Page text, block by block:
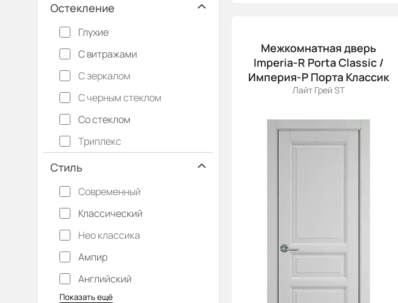
Остекление
Глухие
С витражами
С зеркалом
С черным стеклом
Со стеклом
Триплекс
Стиль
Современный
Классический
Нео классика
Ампир
Английский
Багетные
Барокко
Кантри
Крашенные
Лофт
Модерн
Под старину
Прованс
Скандинавский
Современная классика
Хай-тек
Показать ещё
Межкомнатная дверь
Imperia-R Porta Classic /
Империя-Р Порта Классик
Лайт Грей ST